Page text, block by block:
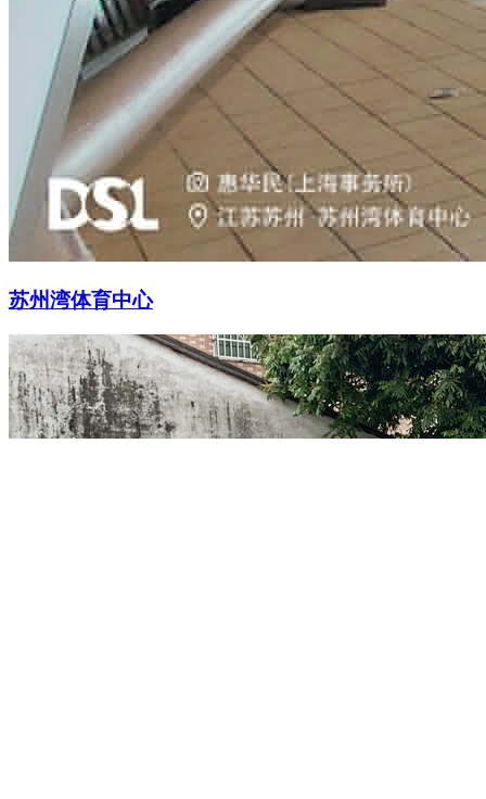
苏州湾体育中心